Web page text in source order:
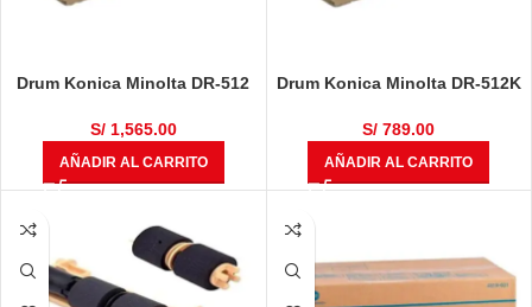
Drum Konica Minolta DR-512
95,000 Páginas
S/1,565.00
AÑADIR AL CARRITO
Drum Konica Minolta DR-512K
C364, C454, C554, 120,000
S/ 789.00
AÑADIR AL CARRITO